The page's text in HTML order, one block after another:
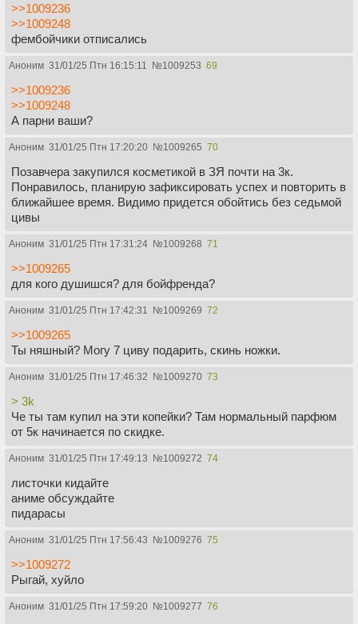
>>1009236
>>1009248
фембойчики отписались
Аноним 31/01/25 Птн 16:15:11 №1009253 69
>>1009236
>>1009248
А парни ваши?
Аноним 31/01/25 Птн 17:20:20 №1009265 70
Позавчера закупился косметикой в ЗЯ почти на 3к.
Понравилось, планирую зафиксировать успех и повторить в
ближайшее время. Видимо придется обойтись без седьмой
цивы
Аноним 31/01/25 Птн 17:31:24 №1009268 71
>>1009265
для кого душишся? для бойфренда?
Аноним 31/01/25 Птн 17:42:31 №1009269 72
>>1009265
Ты няшный? Могу 7 циву подарить, скинь ножки.
Аноним 31/01/25 Птн 17:46:32 №1009270 73
> 3k
Че ты там купил на эти копейки? Там нормальный парфюм
от 5к начинается по скидке.
Аноним 31/01/25 Птн 17:49:13 №1009272 74
листочки кидайте
аниме обсуждайте
пидарасы
Аноним 31/01/25 Птн 17:56:43 №1009276 75
>>1009272
Рыгай, хуйло
Аноним 31/01/25 Птн 17:59:20 №1009277 76